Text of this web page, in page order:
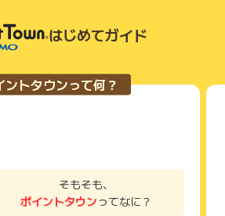
、繰り返し利用不可のサービス・お買
れた場合
比較サイト、検索サイトなどを経由し
の削除をおこなっていただくことを推奨
、利用したサイトから送られる購入完
獲得ポイントや獲得条件、キャンペー
される場合がございますが、ご利用さ
うかは各広告主ではなく、代理店が行
はポイントに関する詳細を把握しており
掲載が終了となっておりポイントが獲
注意くださいませ。
はじめてガイド
ントタウンって何？
そもそも、
ポイントタウンってなに？